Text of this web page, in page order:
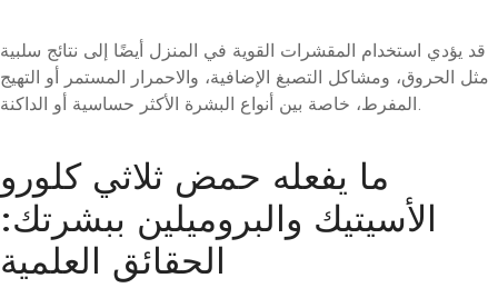
قد يؤدي استخدام المقشرات القوية في المنزل أيضًا إلى نتائج سلبية
مثل الحروق، ومشاكل التصبغ الإضافية، والاحمرار المستمر أو التهيج
المفرط، خاصة بين أنواع البشرة الأكثر حساسية أو الداكنة.
ما يفعله حمض ثلاثي كلورو
الأسيتيك والبروميلين ببشرتك:
الحقائق العلمية